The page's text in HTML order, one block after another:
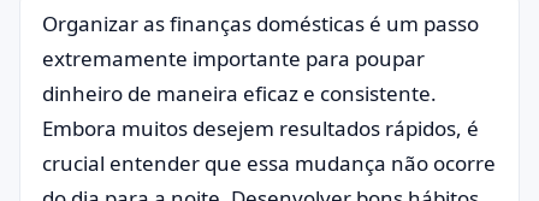
Imóvel
Legal
Organizar as finanças domésticas é um passo
extremamente importante para poupar
dinheiro de maneira eficaz e consistente.
Embora muitos desejem resultados rápidos, é
crucial entender que essa mudança não ocorre